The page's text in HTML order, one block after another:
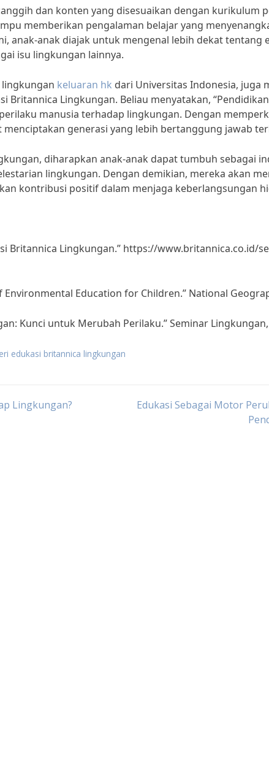
dan konten yang disesuaikan dengan kurikulum
memberikan pengalaman belajar yang
anak-anak diajak untuk mengenal lebih dekat tentang
isu lingkungan lainnya.
lingkungan keluaran hk dari Universitas Indonesia, juga
Britannica Lingkungan. Beliau menyatakan,
manusia terhadap lingkungan. Dengan
generasi yang lebih bertanggung jawab
diharapkan anak-anak dapat tumbuh sebagai
lingkungan. Dengan demikian, mereka akan
kontribusi positif dalam menjaga keberlangsungan
Britannica Lingkungan.” https://www.britannica.co.id/
Environmental Education for Children.” National
Kunci untuk Merubah Perilaku.” Seminar
edukasi britannica lingkungan
Lingkungan?
Edukasi Sebagai Motor